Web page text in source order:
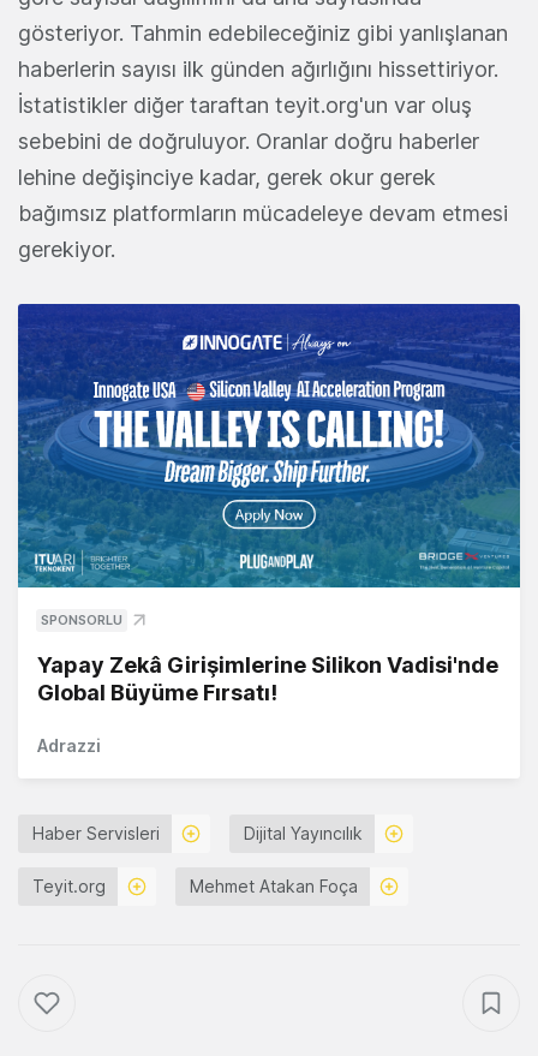
gösteriyor. Tahmin edebileceğiniz gibi yanlışlanan
haberlerin sayısı ilk günden ağırlığını hissettiriyor.
İstatistikler diğer taraftan teyit.org'un var oluş
sebebini de doğruluyor. Oranlar doğru haberler
lehine değişinciye kadar, gerek okur gerek
bağımsız platformların mücadeleye devam etmesi
gerekiyor.
SPONSORLU
Yapay Zekâ Girişimlerine Silikon Vadisi'nde
Global Büyüme Fırsatı!
Adrazzi
Haber Servisleri Dijital Yayıncılık
Teyit.org Mehmet Atakan Foça